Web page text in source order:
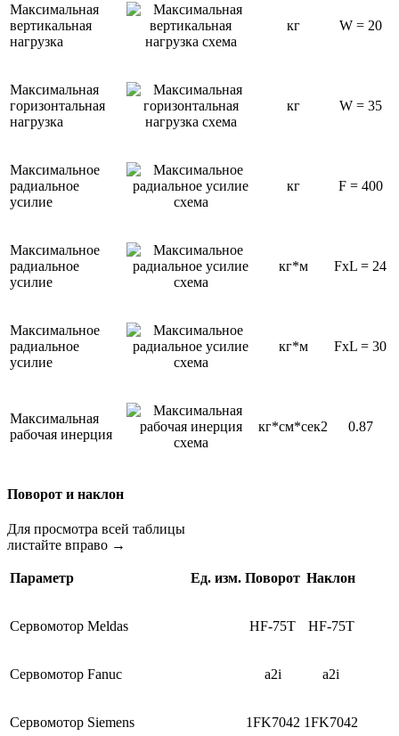
Максимальная
вертикальная
нагрузка
кг W = 20
Максимальная
горизонтальная
нагрузка
кг W = 35
Максимальное
радиальное
усилие
кг F = 400
Максимальное
радиальное
усилие
кг*м FxL = 24
Максимальное
радиальное
усилие
кг*м FxL = 30
Максимальная
рабочая инерция
кг*см*сек2 0.87
Поворот и наклон
Для просмотра всей таблицы
листайте вправо →
Параметр Ед. изм. Поворот Наклон
Сервомотор Meldas НF-75T НF-75T
Сервомотор Fanuc a2i a2i
Сервомотор Siemens 1FK7042 1FK7042